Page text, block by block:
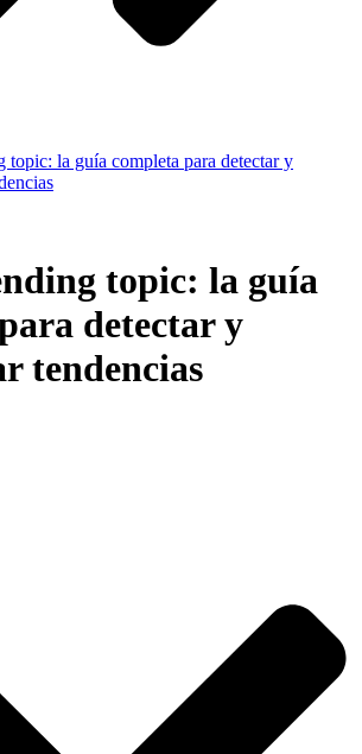
topic: la guía completa para detectar y
topic: la guía
detectar y
tendencias